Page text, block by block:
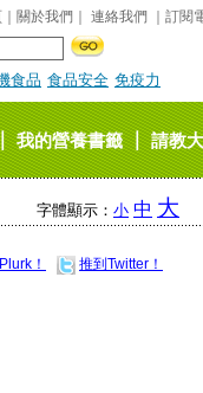
關於我們 連絡我們 訂閱
食品 食品安全 免疫力
我的營養書籤｜請教
字體顯示： 小 中 大
！ 推到Twitter！